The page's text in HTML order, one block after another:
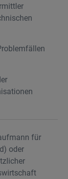
für
oder